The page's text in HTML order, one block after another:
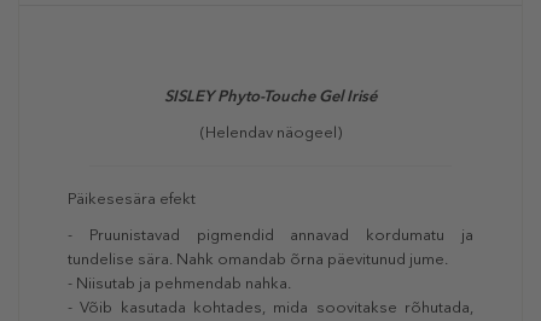
SISLEYPhyto-Touche Gel Irisé
(Helendav näogeel)
Päikesesära efekt
- Pruunistavad pigmendid annavad kordumatu ja
tundelise sära. Nahk omandab õrna päevitunud jume.
- Niisutab ja pehmendab nahka.
- Võib kasutada kohtades, mida soovitakse rõhutada,